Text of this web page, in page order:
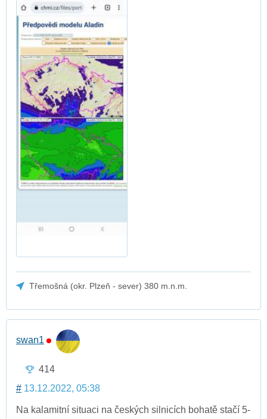
Třemošná (okr. Plzeň - sever) 380 m.n.m.
swan1
414
# 13.12.2022, 05:38
Na kalamitní situaci na českých silnicích bohatě stačí 5-